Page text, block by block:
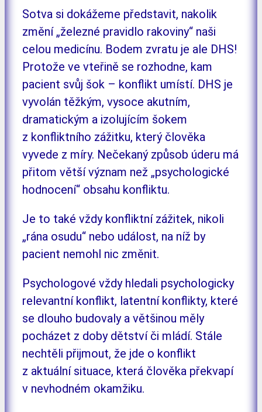
Sotva si dokážeme představit, nakolik
změní „železné pravidlo rakoviny“ naši
celou medicínu. Bodem zvratu je ale DHS!
Protože ve vteřině se rozhodne, kam
pacient svůj šok – konflikt umístí. DHS je
vyvolán těžkým, vysoce akutním,
dramatickým a izolujícím šokem
z konfliktního zážitku, který člověka
vyvede z míry. Nečekaný způsob úderu má
přitom větší význam než „psychologické
hodnocení“ obsahu konfliktu.
Je to také vždy konfliktní zážitek, nikoli
„rána osudu“ nebo událost, na níž by
pacient nemohl nic změnit.
Psychologové vždy hledali psychologicky
relevantní konflikt, latentní konflikty, které
se dlouho budovaly a většinou měly
pocházet z doby dětství či mládí. Stále
nechtěli přijmout, že jde o konflikt
z aktuální situace, která člověka překvapí
v nevhodném okamžiku.